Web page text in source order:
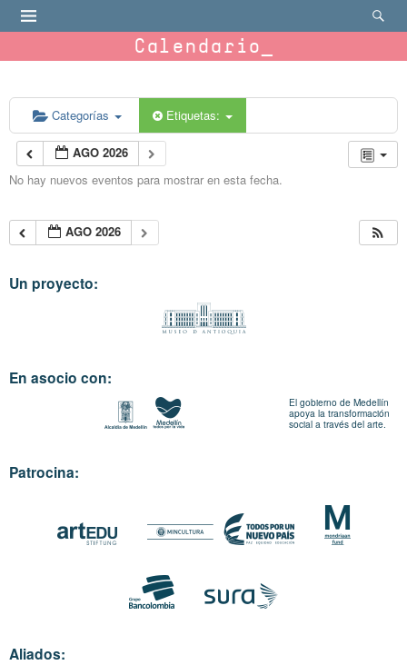
Calendario
Categorías Etiquetas:
AGO 2026
No hay nuevos eventos para mostrar en esta fecha.
AGO 2026
Un proyecto:
En asocio con:
El gobierno de Medellín
apoya la transformación
social a través del arte.
Patrocina:
Aliados: